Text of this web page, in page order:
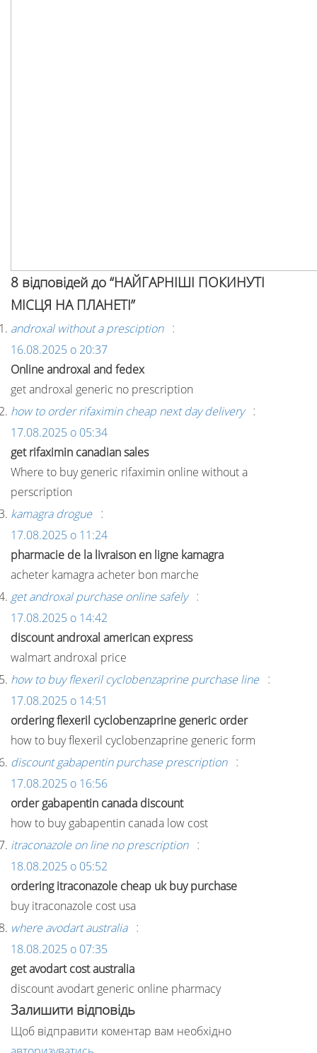
8 відповідей до “НАЙГАРНІШІ ПОКИНУТІ
МІСЦЯ НА ПЛАНЕТІ”
androxal without a presciption :
16.08.2025 о 20:37
Online androxal and fedex
get androxal generic no prescription
how to order rifaximin cheap next day delivery :
17.08.2025 о 05:34
get rifaximin canadian sales
Where to buy generic rifaximin online without a
perscription
kamagra drogue :
17.08.2025 о 11:24
pharmacie de la livraison en ligne kamagra
acheter kamagra acheter bon marche
get androxal purchase online safely :
17.08.2025 о 14:42
discount androxal american express
walmart androxal price
how to buy flexeril cyclobenzaprine purchase line :
17.08.2025 о 14:51
ordering flexeril cyclobenzaprine generic order
how to buy flexeril cyclobenzaprine generic form
discount gabapentin purchase prescription :
17.08.2025 о 16:56
order gabapentin canada discount
how to buy gabapentin canada low cost
itraconazole on line no prescription :
18.08.2025 о 05:52
ordering itraconazole cheap uk buy purchase
buy itraconazole cost usa
where avodart australia :
18.08.2025 о 07:35
get avodart cost australia
discount avodart generic online pharmacy
Залишити відповідь
Щоб відправити коментар вам необхідно